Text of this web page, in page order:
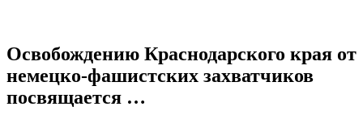
Освобождению Краснодарского края от
немецко-фашистских захватчиков
посвящается …